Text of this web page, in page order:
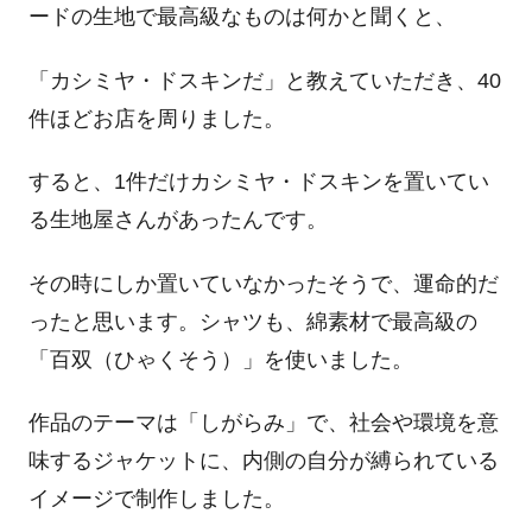
ードの生地で最高級なものは何かと聞くと、
「カシミヤ・ドスキンだ」と教えていただき、40
件ほどお店を周りました。
すると、1件だけカシミヤ・ドスキンを置いてい
る生地屋さんがあったんです。
その時にしか置いていなかったそうで、運命的だ
ったと思います。シャツも、綿素材で最高級の
「百双（ひゃくそう）」を使いました。
作品のテーマは「しがらみ」で、社会や環境を意
味するジャケットに、内側の自分が縛られている
イメージで制作しました。